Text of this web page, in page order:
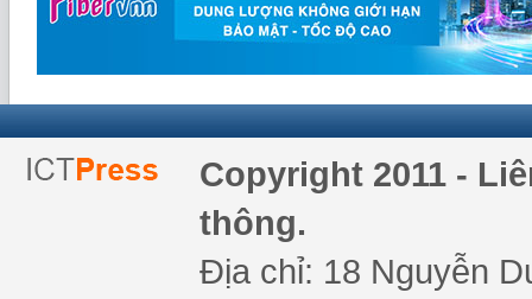
Copyright 2011 -
thông.
Địa chỉ: 18 Nguyễn